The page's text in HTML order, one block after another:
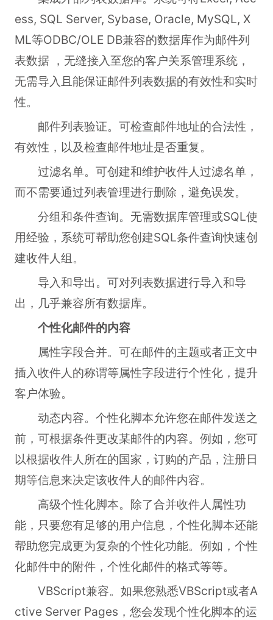
ess, SQL Server, Sybase, Oracle, MySQL, X
ML等ODBC/OLE DB兼容的数据库作为邮件列
表数据 ，无缝接入至您的客户关系管理系统，
无需导入且能保证邮件列表数据的有效性和实时
性。
邮件列表验证。可检查邮件地址的合法性，
有效性，以及检查邮件地址是否重复。
过滤名单。可创建和维护收件人过滤名单，
而不需要通过列表管理进行删除，避免误发。
分组和条件查询。无需数据库管理或SQL使
用经验，系统可帮助您创建SQL条件查询快速创
建收件人组。
导入和导出。可对列表数据进行导入和导
出，几乎兼容所有数据库。
个性化邮件的内容
属性字段合并。可在邮件的主题或者正文中
插入收件人的称谓等属性字段进行个性化，提升
客户体验。
动态内容。个性化脚本允许您在邮件发送之
前，可根据条件更改某邮件的内容。例如，您可
以根据收件人所在的国家，订购的产品，注册日
期等信息来决定该收件人的邮件内容。
高级个性化脚本。除了合并收件人属性功
能，只要您有足够的用户信息，个性化脚本还能
帮助您完成更为复杂的个性化功能。例如，个性
化邮件中的附件，个性化邮件的格式等等。
VBScript兼容。如果您熟悉VBScript或者A
ctive Server Pages，您会发现个性化脚本的运